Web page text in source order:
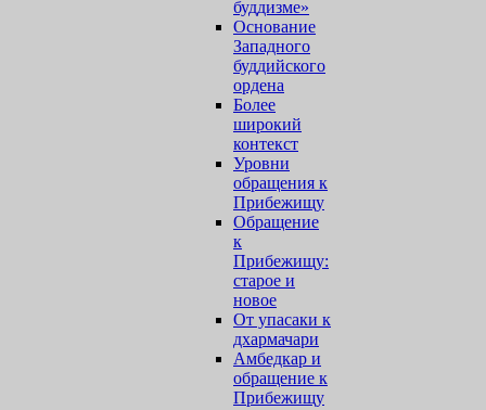
буддизме»
Основание
Западного
буддийского
ордена
Более
широкий
контекст
Уровни
обращения к
Прибежищу
Обращение
к
Прибежищу:
старое и
новое
От упасаки к
дхармачари
Амбедкар и
обращение к
Прибежищу